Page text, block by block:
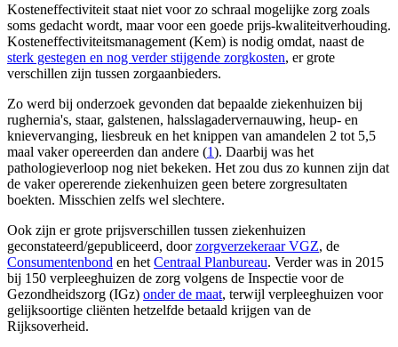
Kosteneffectiviteit staat niet voor zo schraal mogelijke zorg zoals
soms gedacht wordt, maar voor een goede prijs-kwaliteitverhouding.
Kosteneffectiviteitsmanagement (Kem) is nodig omdat, naast de
sterk gestegen en nog verder stijgende zorgkosten, er grote
verschillen zijn tussen zorgaanbieders.
Zo werd bij onderzoek gevonden dat bepaalde ziekenhuizen bij
rughernia's, staar, galstenen, halsslagadervernauwing, heup- en
knievervanging, liesbreuk en het knippen van amandelen 2 tot 5,5
maal vaker opereerden dan andere (1). Daarbij was het
pathologieverloop nog niet bekeken. Het zou dus zo kunnen zijn dat
de vaker opererende ziekenhuizen geen betere zorgresultaten
boekten. Misschien zelfs wel slechtere.
Ook zijn er grote prijsverschillen tussen ziekenhuizen
geconstateerd/gepubliceerd, doorzorgverzekeraar VGZ, de
Consumentenbond en het Centraal Planbureau. Verder was in 2015
bij 150 verpleeghuizen de zorg volgens de Inspectie voor de
Gezondheidszorg (IGz) onder de maat, terwijl verpleeghuizen voor
gelijksoortige cliënten hetzelfde betaald krijgen van de
Rijksoverheid.